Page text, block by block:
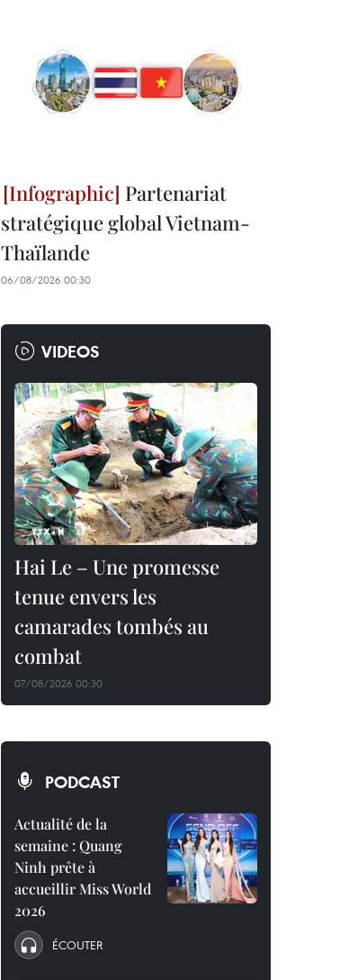
Partenariat
stratégique global Vietnam-
Thaïlande
06/08/2026 00:30
VIDEOS
Hai Le – Une promesse
tenue envers les
camarades tombés au
combat
07/08/2026 00:30
PODCAST
Actualité de la
semaine : Quang
Ninh prête à
accueillir Miss World
2026
ÉCOUTER